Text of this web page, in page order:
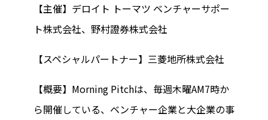
【主催】デロイト トーマツ ベンチャーサポー
ト株式会社、野村證券株式会社
【スペシャルパートナー】三菱地所株式会社
【概要】Morning Pitchは、毎週木曜AM7時か
ら開催している、ベンチャー企業と大企業の事